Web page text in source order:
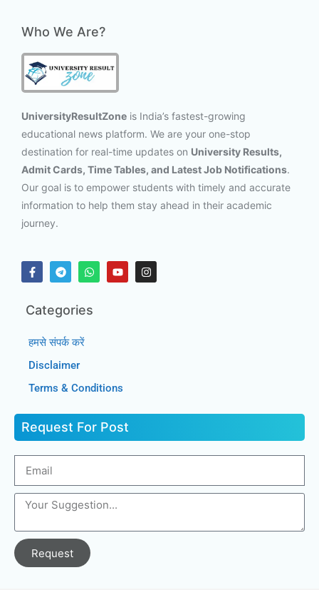
Who We Are?
UniversityResultZone is India’s fastest-growing
educational news platform. We are your one-stop
destination for real-time updates on University Results,
Admit Cards, Time Tables, and Latest Job Notifications.
Our goal is to empower students with timely and accurate
information to help them stay ahead in their academic
journey.
Categories
हमसे संपर्क करें
Disclaimer
Terms & Conditions
Request For Post
Request